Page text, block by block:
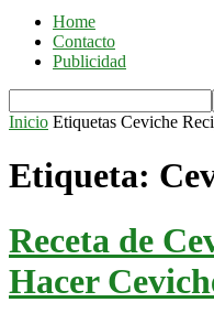
Home
Contacto
Publicidad
Inicio Etiquetas Ceviche
Etiqueta:
Receta de
Hacer